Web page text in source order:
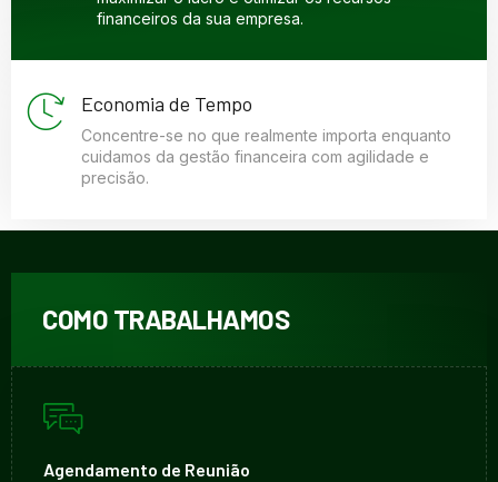
financeiros da sua empresa.
Economia de Tempo
Concentre-se no que realmente importa enquanto
cuidamos da gestão financeira com agilidade e
precisão.
COMO TRABALHAMOS
Agendamento de Reunião